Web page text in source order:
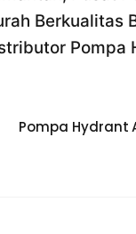
Berkualitas
Pompa
Pompa Hydrant